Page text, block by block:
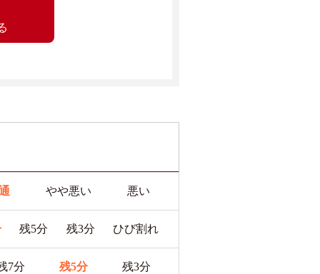
やや悪い 悪い
残5分 残3分 ひび割れ
7分 残5分 残3分